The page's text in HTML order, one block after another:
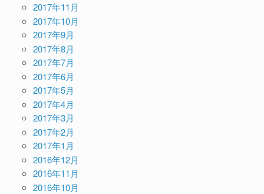
2017年11月
2017年10月
2017年9月
2017年8月
2017年7月
2017年6月
2017年5月
2017年4月
2017年3月
2017年2月
2017年1月
2016年12月
2016年11月
2016年10月